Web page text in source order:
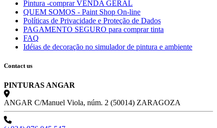
Pintura -comprar VENDA GERAL
QUEM SOMOS - Paint Shop On-line
Políticas de Privacidade e Proteção de Dados
PAGAMENTO SEGURO para comprar tinta
FAQ
Idéias de decoração no simulador de pintura e ambiente
Contact us
PINTURAS ANGAR
ANGAR C/Manuel Viola, núm. 2 (50014) ZARAGOZA